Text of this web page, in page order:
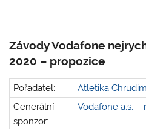
Závody Vodafone
2020 – propozice
Pořadatel:
Atletika Chrudim
Generální
sponzor:
Vodafone a.s. –